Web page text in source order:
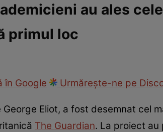
NaționalSport
au ales
primul loc
în Google
Urmărește-ne pe
George Eliot, a fost desemnat cel
The Guardian. La proiect